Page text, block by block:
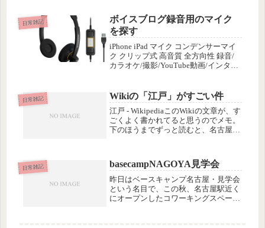
が何でも情報発信して、世間に認めて
もらわなくちゃ的な、モチベーション
と...
日常雑記
ボイスブログ録音用のマイク
を探す
iPhone iPad マイク コンデンサーマイ
ク クリップ式 高音質 全方向性 録音/
カラオケ/撮影/YouTube動画/インタビ
日常雑記 Wikiの「江戸」がすごい件
江戸 - WikipediaこのWikiの文章が、す
ごくよく書かれてると思うのでメモ。
下のほうまでずっと読むと、名古屋も
で作られた都市だったのだということ
が、よく分かりまし...
日常雑記 basecampNAGOYA見学会
昨日はベースキャンプ名古屋・見学会
という名目で、この秋、名古屋駅近く
にオープンしたコワーキングスペース